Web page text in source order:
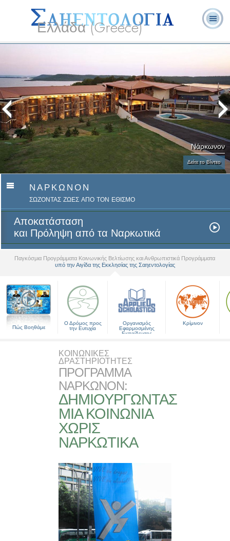
Ελλάδα (Greece)
Νάρκωνον
Δείτε το Βίντεο
ΝΑΡΚΩΝΟΝ
ΣΩΖΟΝΤΑΣ ΖΩΕΣ ΑΠΟ ΤΟΝ ΕΘΙΣΜΟ
Αποκατάσταση
και Πρόληψη από τα Ναρκωτικά
Παγκόσμια Προγράμματα Κοινωνικής Βελτίωσης και Ανθρωπιστικά Προγράμματα
υπό την Αιγίδα της Εκκλησίας της Σαηεντολογίας
Πώς Βοηθάμε
Ο Δρόμος προς
την Ευτυχία
Οργανισμός
Εφαρμοσμένης
Εκπαίδευσης
Κρίμινον
ΚΟΙΝΩΝΙΚΕΣ
ΔΡΑΣΤΗΡΙΟΤΗΤΕΣ
ΠΡΟΓΡΑΜΜΑ
ΝΑΡΚΩΝΟΝ:
ΔΗΜΙΟΥΡΓΩΝΤΑΣ
ΜΙΑ ΚΟΙΝΩΝΙΑ
ΧΩΡΙΣ
ΝΑΡΚΩΤΙΚΑ